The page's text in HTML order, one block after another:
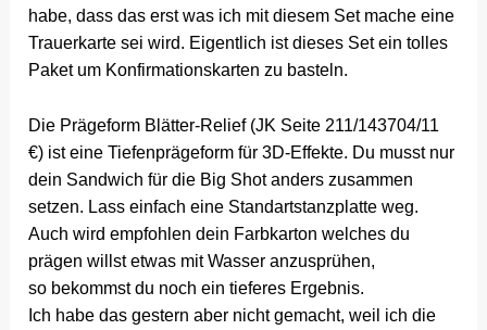
habe, dass das erst was ich mit diesem Set mache eine
Trauerkarte sei wird. Eigentlich ist dieses Set ein tolles
Paket um Konfirmationskarten zu basteln.
Die Prägeform Blätter-Relief (JK Seite 211/143704/11
€) ist eine Tiefenprägeform für 3D-Effekte. Du musst nur
dein Sandwich für die Big Shot anders zusammen
setzen. Lass einfach eine Standartstanzplatte weg.
Auch wird empfohlen dein Farbkarton welches du
prägen willst etwas mit Wasser anzusprühen,
so bekommst du noch ein tieferes Ergebnis.
Ich habe das gestern aber nicht gemacht, weil ich die